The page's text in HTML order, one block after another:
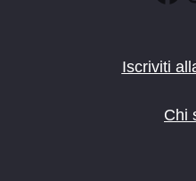
Iscriviti
Chi